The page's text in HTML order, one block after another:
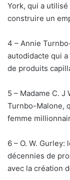
York, qui a
construire un
4 – Annie
autodidacte qui
de produits
5 – Madame C. J
Turnbo-Malone,
femme
6 – O. W.
décennies de
avec la création